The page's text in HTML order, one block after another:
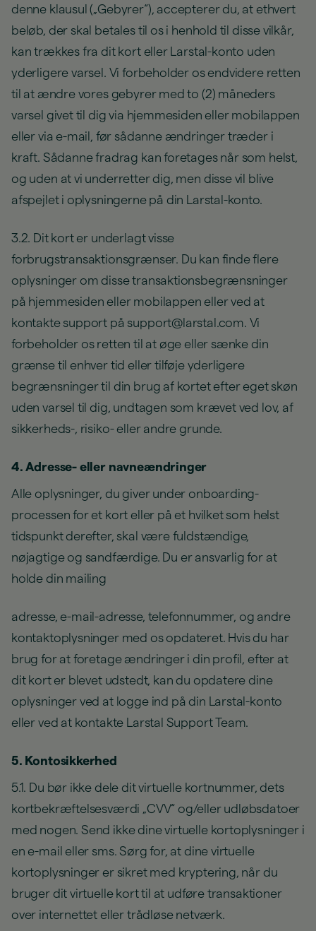
denne klausul („Gebyrer“), accepterer du, at ethvert
beløb, der skal betales til os i henhold til disse vilkår,
kan trækkes fra dit kort eller Larstal-konto uden
yderligere varsel. Vi forbeholder os endvidere retten
til at ændre vores gebyrer med to (2) måneders
varsel givet til dig via hjemmesiden eller mobilappen
eller via e-mail, før sådanne ændringer træder i
kraft. Sådanne fradrag kan foretages når som helst,
og uden at vi underretter dig, men disse vil blive
afspejlet i oplysningerne på din Larstal-konto.
3.2. Dit kort er underlagt visse
forbrugstransaktionsgrænser. Du kan finde flere
oplysninger om disse transaktionsbegrænsninger
på hjemmesiden eller mobilappen eller ved at
kontakte support på support@larstal.com. Vi
forbeholder os retten til at øge eller sænke din
grænse til enhver tid eller tilføje yderligere
begrænsninger til din brug af kortet efter eget skøn
uden varsel til dig, undtagen som krævet ved lov, af
sikkerheds-, risiko- eller andre grunde.
4. Adresse- eller navneændringer
Alle oplysninger, du giver under onboarding-
processen for et kort eller på et hvilket som helst
tidspunkt derefter, skal være fuldstændige,
nøjagtige og sandfærdige. Du er ansvarlig for at
holde din mailing
adresse, e-mail-adresse, telefonnummer, og andre
kontaktoplysninger med os opdateret. Hvis du har
brug for at foretage ændringer i din profil, efter at
dit kort er blevet udstedt, kan du opdatere dine
oplysninger ved at logge ind på din Larstal-konto
eller ved at kontakte Larstal Support Team.
5. Kontosikkerhed
5.1. Du bør ikke dele dit virtuelle kortnummer, dets
kortbekræftelsesværdi „CVV“ og/eller udløbsdatoer
med nogen. Send ikke dine virtuelle kortoplysninger i
en e-mail eller sms. Sørg for, at dine virtuelle
kortoplysninger er sikret med kryptering, når du
bruger dit virtuelle kort til at udføre transaktioner
over internettet eller trådløse netværk.